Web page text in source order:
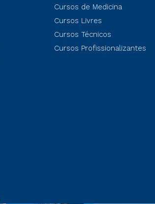
Cursos de Medicina
Cursos Livres
Cursos Técnicos
Cursos Profissionalizantes